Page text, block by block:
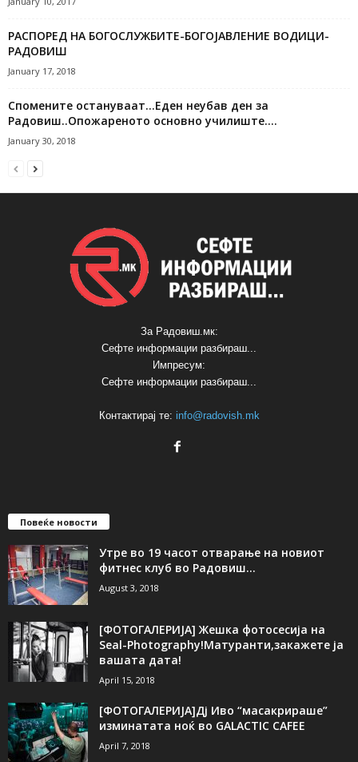
РАСПОРЕД НА БОГОСЛУЖБИТЕ-БОГОЈАВЛЕНИЕ ВОДИЦИ-
РАДОВИШ
January 17, 2018
Спомените остануваат…Еден неубав ден за
Радовиш..Опожареното основно училиште….
January 30, 2018
За Радовиш.мк:
Сефте информации разбираш...
Импресум:
Сефте информации разбираш...
Контактирај те: info@radovish.mk
Повеќе новости
Утре во 19 часот отварање на новиот
фитнес клуб во Радовиш...
August 3, 2018
[ФОТОГАЛЕРИЈA] Жешка фотосесија на
Seal-Photography!Матуранти,закажете ја
вашата дата!
April 15, 2018
[ФОТОГАЛЕРИЈА]Дј Иво “масакрираше”
изминатата ноќ во GALACTIC CAFEE
April 7, 2018